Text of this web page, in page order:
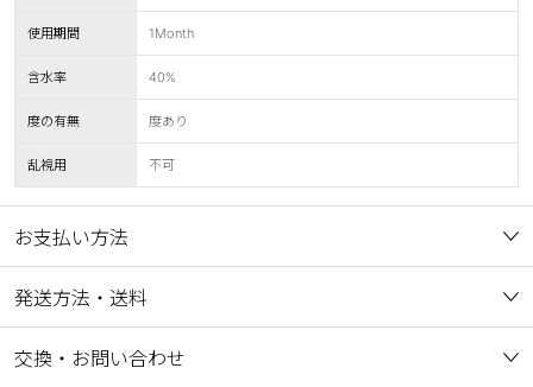
使用期間 1Month
含水率 40%
度の有無 度あり
乱視用 不可
お支払い方法
発送方法・送料
交換・お問い合わせ